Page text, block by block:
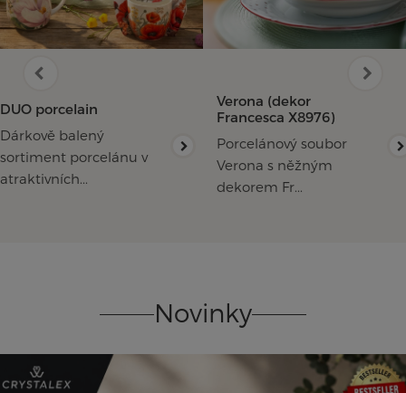
DUO porcelain
Dárkově balený
sortiment porcelánu v
atraktivních...
Verona (dekor
Francesca X8976)
Porcelánový soubor
Verona s něžným
dekorem Fr...
Novinky